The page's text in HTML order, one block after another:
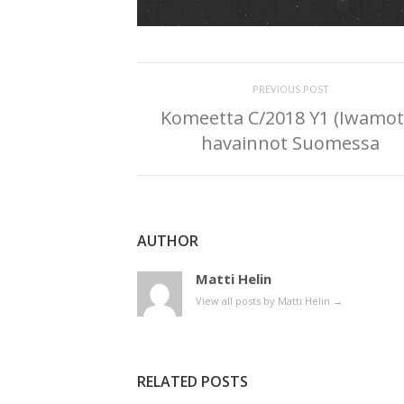
PREVIOUS POST
Komeetta C/2018 Y1
havainnot Suomessa
AUTHOR
Matti Helin
View all posts by Matti Helin →
RELATED POSTS